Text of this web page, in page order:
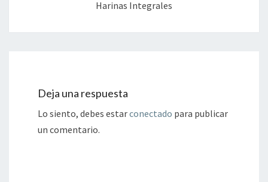
Harinas Integrales
Deja una respuesta
Lo siento, debes estarconectado para publicar
un comentario.